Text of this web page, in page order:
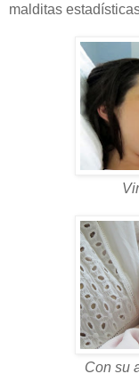
malditas
Con su